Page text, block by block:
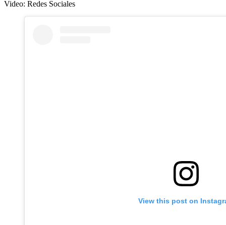
Video: Redes Sociales
View this post on